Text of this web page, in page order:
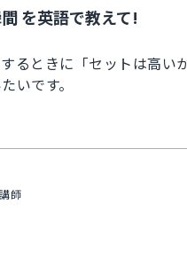
を英語で教えて!
るときに「セットは高
いです。
師